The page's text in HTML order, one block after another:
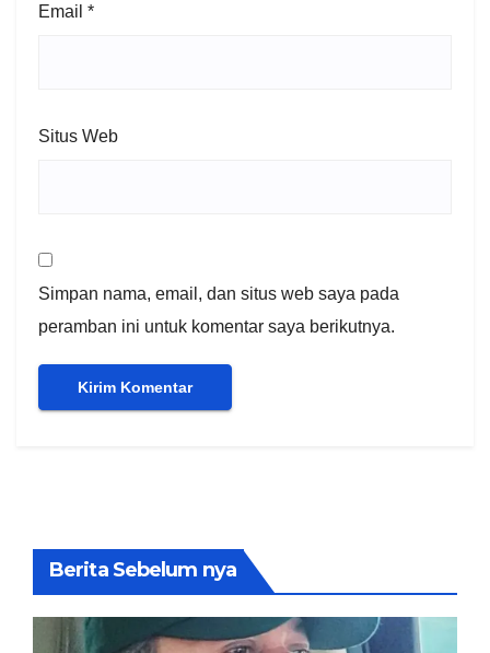
Email *
Situs Web
Simpan nama, email, dan situs web saya pada
peramban ini untuk komentar saya berikutnya.
Berita Sebelum nya